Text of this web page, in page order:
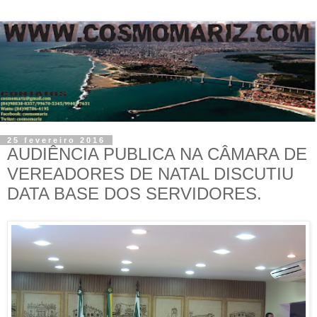
25 fevereiro 2016
AUDIÊNCIA PUBLICA NA CÂMARA DE
VEREADORES DE NATAL DISCUTIU
DATA BASE DOS SERVIDORES.